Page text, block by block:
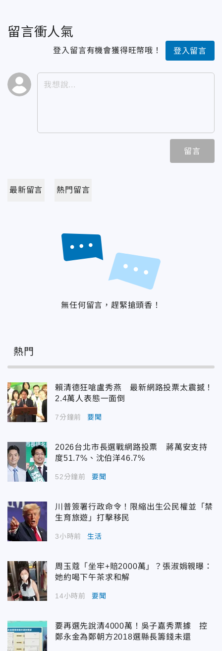
留言衝人氣
登入留言有機會獲得旺幣哦！ 登入留言
留言
最新留言 熱門留言
無任何留言，趕緊搶頭香！
熱門
賴清德狂嗆盧秀燕 最新網路投票太震撼！
2.4萬人表態一面倒
7分鐘前 要聞
2026台北市長選戰網路投票 蔣萬安支持
度51.7%、沈伯洋46.7%
52分鐘前 要聞
川普簽署行政命令！限縮出生公民權並「禁
生育旅遊」打擊移民
3小時前 生活
周玉蔻「坐牢+賠2000萬」？張淑娟親曝：
她約喝下午茶求和解
14小時前 要聞
要再選先說清4000萬！吳子嘉秀票據 控
鄭永金為鄭朝方2018選縣長籌錢未還